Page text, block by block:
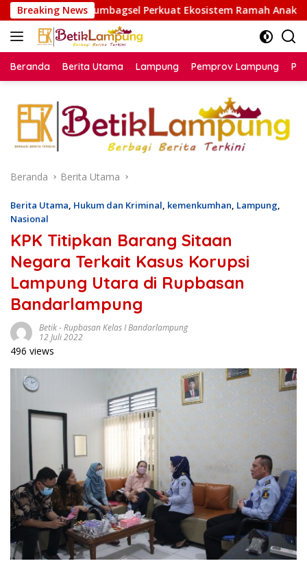
Langsung
ke
konten
Breaking News
Perkuat Ekosistem Ramah Anak Bikin Paspor
Beranda Berita Utama Lampung Pemprov Lampung
Beranda Berita Utama
Berita Utama, Hukum dan Kriminal, kemenkumhan, Lampung,
Nasional
KPK Titipkan Barang Sitaan
Negara Terkait Kasus Korupsi
Lampung Utara di Rupbasan
Bandarlampung
Betik-Rupbasan Kelas I Bandarlampung
12 Juli 2022
496 views